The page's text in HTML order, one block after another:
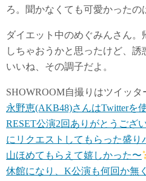
ろ。聞かなくても可愛かったの
ダイエット中のめぐみんさん。
しちゃおうかと思ったけど、誘
いいね、その調子だよ。
SHOWROOM自撮りはツイッタ
永野恵(AKB48)さんはTwitterを
RESET公演2回ありがとうござ
にリクエストしてもらった盛り
山ほめてもらえて嬉しかった〜
休館になり、K公演も何回か無